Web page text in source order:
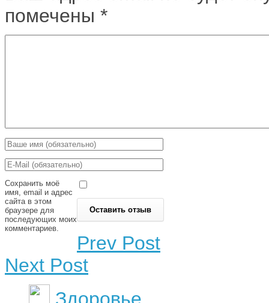
помечены *
Сохранить моё
имя, email и адрес
сайта в этом
браузере для
последующих моих
комментариев.
Prev Post
Next Post
Здоровье